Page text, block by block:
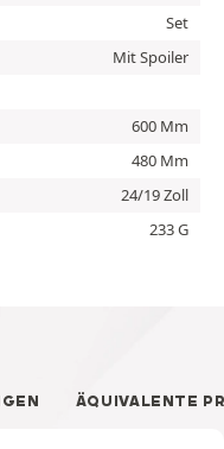
Set
Mit Spoiler
600 Mm
480 Mm
24/19 Zoll
233 G
ÄQUIVALENTE